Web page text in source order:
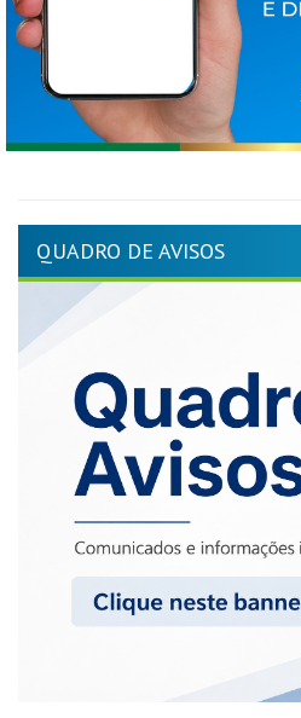
QUADRO DE AVISOS